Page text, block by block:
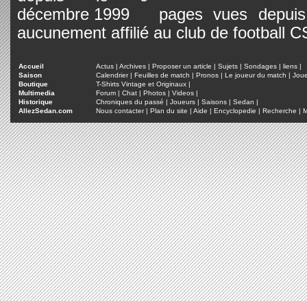
pages vues
aucunement affilié au club de football
Accueil Actus | Archives | Proposer un article | Sujets | Sondages | liens |
Saison
Calendrier| Feuilles de match | Pronos | Le joueur du match |
Boutique
T-Shirts Vintage et Originaux |
Multimedia
Forum | Chat | Photos | Videos |
Historique
Chroniques du passé | Joueurs | Saisons | Sedan |
AllezSedan.com
Nous contacter| Plan du site | Aide | Encyclopedie | Recherche |